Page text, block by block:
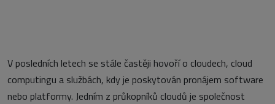
V posledních letech se stále častěji hovoří o cloudech, cloud
computingu a službách, kdy je poskytován pronájem software
nebo platformy. Jedním z průkopníků cloudů je společnost